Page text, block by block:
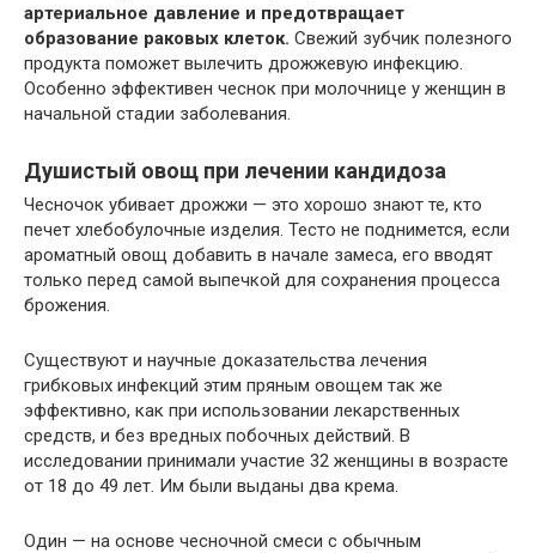
артериальное давление и предотвращает
образование раковых клеток. Свежий зубчик полезного
продукта поможет вылечить дрожжевую инфекцию.
Особенно эффективен чеснок при молочнице у женщин в
начальной стадии заболевания.
Душистый овощ при лечении кандидоза
Чесночок убивает дрожжи — это хорошо знают те, кто
печет хлебобулочные изделия. Тесто не поднимется, если
ароматный овощ добавить в начале замеса, его вводят
только перед самой выпечкой для сохранения процесса
брожения.
Существуют и научные доказательства лечения
грибковых инфекций этим пряным овощем так же
эффективно, как при использовании лекарственных
средств, и без вредных побочных действий. В
исследовании принимали участие 32 женщины в возрасте
от 18 до 49 лет. Им были выданы два крема.
Один — на основе чесночной смеси с обычным